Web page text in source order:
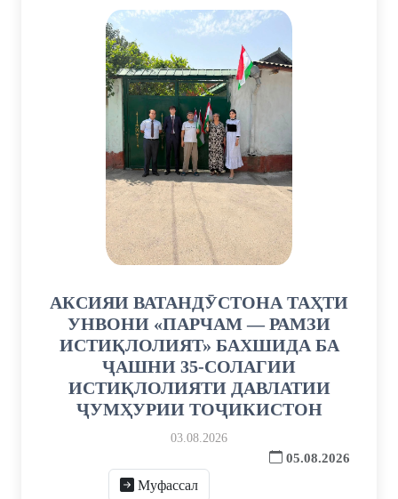
АКСИЯИ ВАТАНДӮСТОНА ТАҲТИ
УНВОНИ «ПАРЧАМ — РАМЗИ
ИСТИҚЛОЛИЯТ» БАХШИДА БА
ҶАШНИ 35-СОЛАГИИ
ИСТИҚЛОЛИЯТИ ДАВЛАТИИ
ҶУМҲУРИИ ТОҶИКИСТОН
03.08.2026
05.08.2026
Муфассал